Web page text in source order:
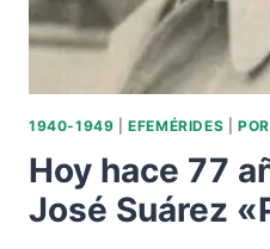
1940-1949 |EFEMÉRIDES
Hoy hace 77
José Suárez